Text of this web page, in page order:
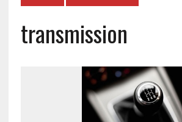
transmission